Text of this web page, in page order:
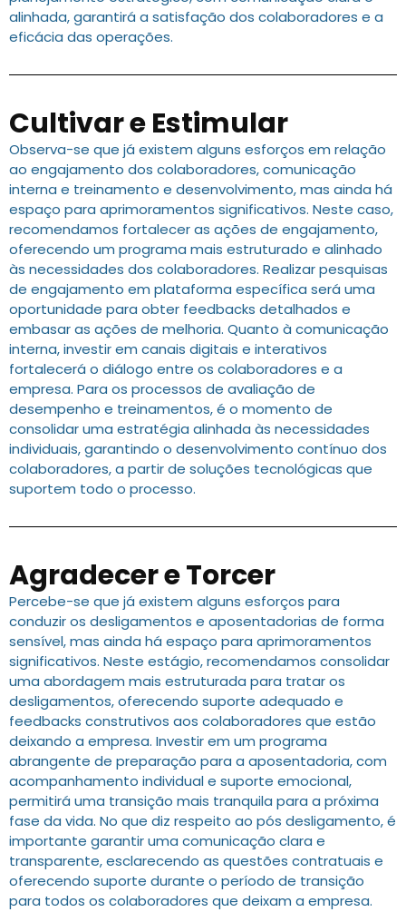
alinhada, garantirá a satisfação dos colaboradores e a
eficácia das operações.
Cultivar e Estimular
Observa-se que já existem alguns esforços em relação
ao engajamento dos colaboradores, comunicação
interna e treinamento e desenvolvimento, mas ainda há
espaço para aprimoramentos significativos. Neste caso,
recomendamos fortalecer as ações de engajamento,
oferecendo um programa mais estruturado e alinhado
às necessidades dos colaboradores. Realizar pesquisas
de engajamento em plataforma específica será uma
oportunidade para obter feedbacks detalhados e
embasar as ações de melhoria. Quanto à comunicação
interna, investir em canais digitais e interativos
fortalecerá o diálogo entre os colaboradores e a
empresa. Para os processos de avaliação de
desempenho e treinamentos, é o momento de
consolidar uma estratégia alinhada às necessidades
individuais, garantindo o desenvolvimento contínuo dos
colaboradores, a partir de soluções tecnológicas que
suportem todo o processo.
Agradecer e Torcer
Percebe-se que já existem alguns esforços para
conduzir os desligamentos e aposentadorias de forma
sensível, mas ainda há espaço para aprimoramentos
significativos. Neste estágio, recomendamos consolidar
uma abordagem mais estruturada para tratar os
desligamentos, oferecendo suporte adequado e
feedbacks construtivos aos colaboradores que estão
deixando a empresa. Investir em um programa
abrangente de preparação para a aposentadoria, com
acompanhamento individual e suporte emocional,
permitirá uma transição mais tranquila para a próxima
fase da vida. No que diz respeito ao pós desligamento, é
importante garantir uma comunicação clara e
transparente, esclarecendo as questões contratuais e
oferecendo suporte durante o período de transição
para todos os colaboradores que deixam a empresa.